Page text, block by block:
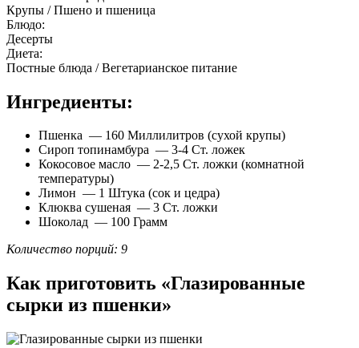
Крупы / Пшено и пшеница
Блюдо:
Десерты
Диета:
Постные блюда / Вегетарианское питание
Ингредиенты:
Пшенка — 160 Миллилитров (сухой крупы)
Сироп топинамбура — 3-4 Ст. ложек
Кокосовое масло — 2-2,5 Ст. ложки (комнатной
температуры)
Лимон — 1 Штука (сок и цедра)
Клюква сушеная — 3 Ст. ложки
Шоколад — 100 Грамм
Количество порций: 9
Как приготовить «Глазированные
сырки из пшенки»